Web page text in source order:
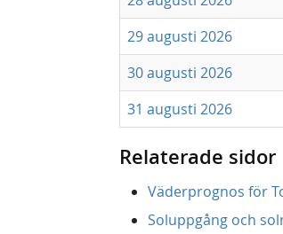
29 augusti 2026
30 augusti 2026
31 augusti 2026
Relaterade sidor
Väderprognos för
Soluppgång och